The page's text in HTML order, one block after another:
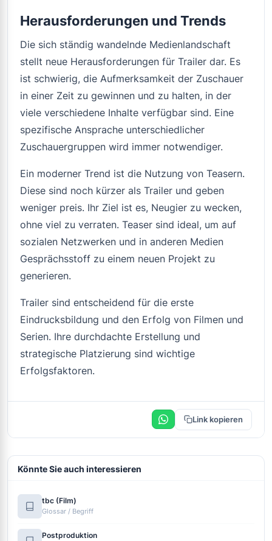
Herausforderungen und Trends
Die sich ständig wandelnde Medienlandschaft
stellt neue Herausforderungen für Trailer dar. Es
ist schwierig, die Aufmerksamkeit der Zuschauer
in einer Zeit zu gewinnen und zu halten, in der
viele verschiedene Inhalte verfügbar sind. Eine
spezifische Ansprache unterschiedlicher
Zuschauergruppen wird immer notwendiger.
Ein moderner Trend ist die Nutzung von Teasern.
Diese sind noch kürzer als Trailer und geben
weniger preis. Ihr Ziel ist es, Neugier zu wecken,
ohne viel zu verraten. Teaser sind ideal, um auf
sozialen Netzwerken und in anderen Medien
Gesprächsstoff zu einem neuen Projekt zu
generieren.
Trailer sind entscheidend für die erste
Eindrucksbildung und den Erfolg von Filmen und
Serien. Ihre durchdachte Erstellung und
strategische Platzierung sind wichtige
Erfolgsfaktoren.
Link kopieren
Könnte Sie auch interessieren
tbc (Film)
Glossar / Begriff
Postproduktion